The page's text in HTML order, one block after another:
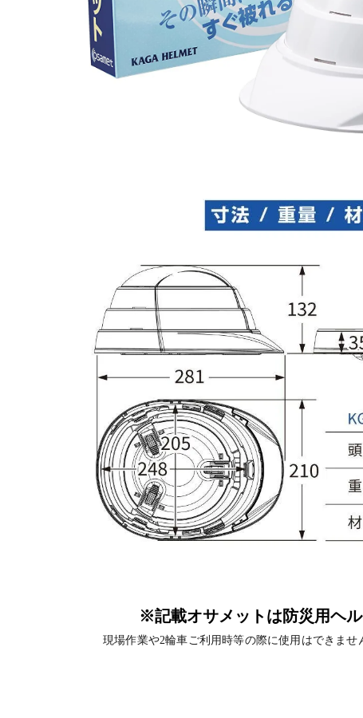
※記載オサメットは防災用ヘル
現場作業や2輪車ご利用時等の際に使用はできませ